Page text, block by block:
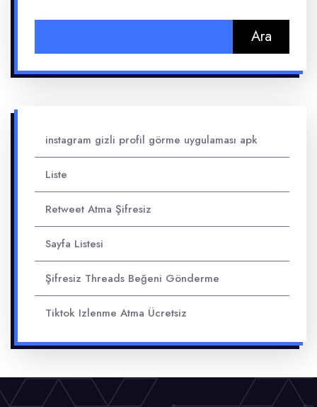
instagram gizli profil görme uygulaması apk
Liste
Retweet Atma Şifresiz
Sayfa Listesi
Şifresiz Threads Beğeni Gönderme
Tiktok Izlenme Atma Ücretsiz